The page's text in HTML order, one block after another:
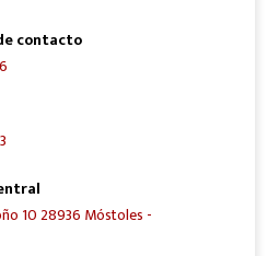
contacto
10 28936 Móstoles -